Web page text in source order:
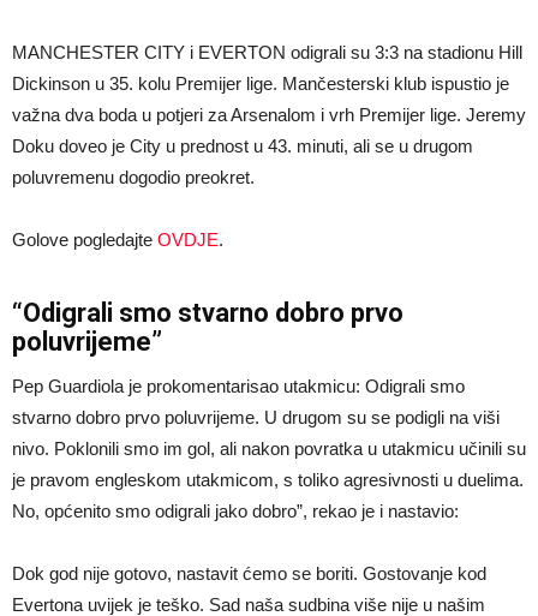
Mudrik se vratio na teren nakon više od 600 dana. Odmah ide na
posudbu?
Real Madrid odlučio: Endrick ide u Premier ligu!
MANCHESTER CITY i EVERTON odigrali su 3:3 na stadionu Hill
Dickinson u 35. kolu Premijer lige. Mančesterski klub ispustio je
važna dva boda u potjeri za Arsenalom i vrh Premijer lige. Jeremy
Doku doveo je City u prednost u 43. minuti, ali se u drugom
poluvremenu dogodio preokret.
Golove pogledajte OVDJE.
“Odigrali smo stvarno dobro prvo
poluvrijeme”
Pep Guardiola je prokomentarisao utakmicu: Odigrali smo
stvarno dobro prvo poluvrijeme. U drugom su se podigli na viši
nivo. Poklonili smo im gol, ali nakon povratka u utakmicu učinili su
je pravom engleskom utakmicom, s toliko agresivnosti u duelima.
No, općenito smo odigrali jako dobro”, rekao je i nastavio:
Dok god nije gotovo, nastavit ćemo se boriti. Gostovanje kod
Evertona uvijek je teško. Sad naša sudbina više nije u našim